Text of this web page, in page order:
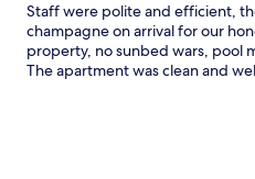
Staff were polite and efficient,
champagne on arrival for our
property, no sunbed wars, pool
The apartment was clean and